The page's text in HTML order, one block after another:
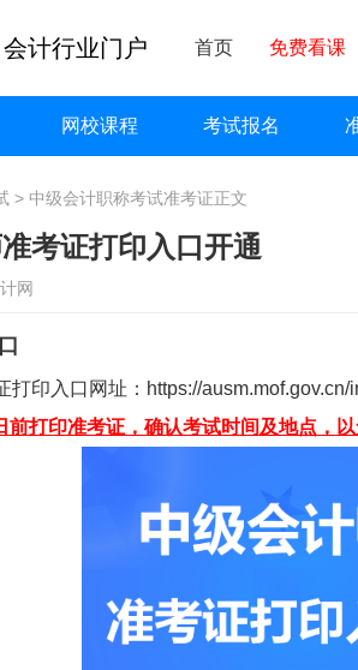
会计行业门户 首页 免费看课
网校课程 考试报名
> 中级会计职称考试准考证正文
考证打印入口开通
计网
打印入口网址：https://
打印准考证，确认考试时间及地点，以